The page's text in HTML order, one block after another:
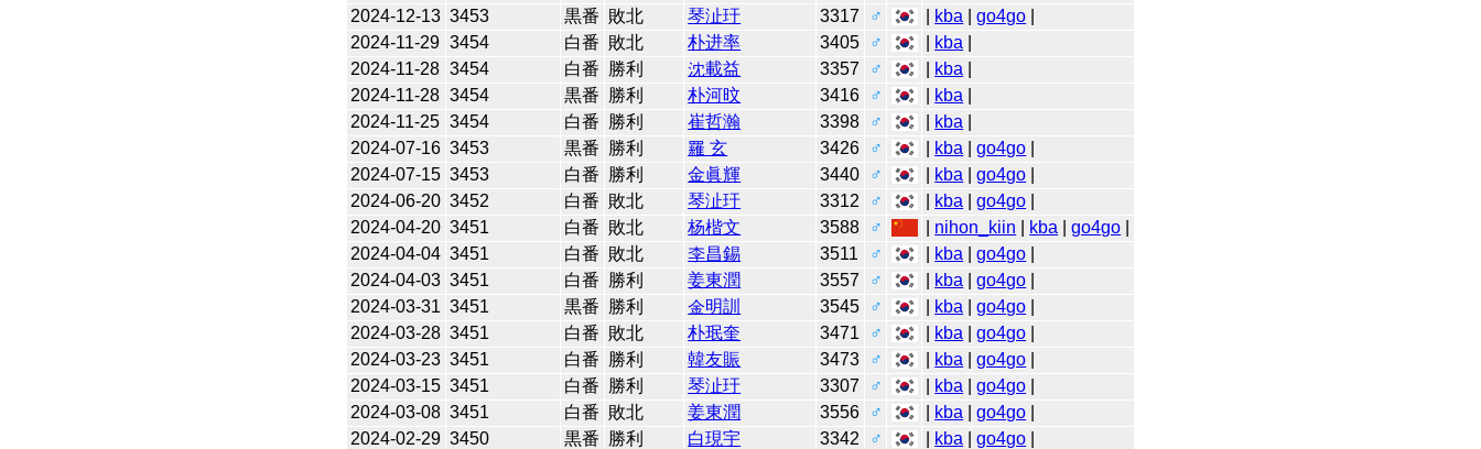
2024-12-13 3453 黒番 敗北 琴沚玗 3317 ♂ kba |go4go
2024-11-29 3454 白番 敗北 朴进率 3405 ♂ kba
2024-11-28 3454 白番 勝利 沈載益 3357 ♂ kba
2024-11-28 3454 黒番 勝利 朴河旼 3416 ♂ kba
2024-11-25 3454 白番 勝利 崔哲瀚 3398 ♂ kba
2024-07-16 3453 黒番 勝利 羅 玄 3426 ♂ kba |go4go
2024-07-15 3453 白番 勝利 金眞輝 3440 ♂ kba |go4go
2024-06-20 3452 白番 敗北 琴沚玗 3312 ♂ kba |go4go
2024-04-20 3451 白番 敗北 杨楷文 3588 ♂ nihon_kiin kba |go4go
2024-04-04 3451 白番 敗北 李昌錫 3511 ♂ kba |go4go
2024-04-03 3451 白番 勝利 姜東潤 3557 ♂ kba |go4go
2024-03-31 3451 黒番 勝利 金明訓 3545 ♂ kba |go4go
2024-03-28 3451 白番 敗北 朴珉奎 3471 ♂ kba |go4go
2024-03-23 3451 白番 勝利 韓友賑 3473 ♂ kba |go4go
2024-03-15 3451 白番 勝利 琴沚玗 3307 ♂ kba |go4go
2024-03-08 3451 白番 敗北 姜東潤 3556 ♂ kba |go4go
2024-02-29 3450 黒番 勝利 白現宇 3342 ♂ kba |go4go